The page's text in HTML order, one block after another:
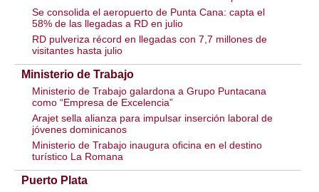
Se consolida el aeropuerto de Punta Cana: capta el
58% de las llegadas a RD en julio
RD pulveriza récord en llegadas con 7,7 millones de
visitantes hasta julio
Ministerio de Trabajo
Ministerio de Trabajo galardona a Grupo Puntacana
como “Empresa de Excelencia”
Arajet sella alianza para impulsar inserción laboral de
jóvenes dominicanos
Ministerio de Trabajo inaugura oficina en el destino
turístico La Romana
Puerto Plata